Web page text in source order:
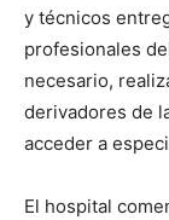
y técnicos
profesionales
necesario,
derivadores de
acceder a
El hospital